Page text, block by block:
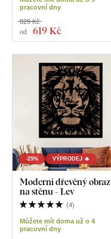
pracovní dny
od 619 Kč
829 Kč
-25% VÝPRODEJ 🔥
Moderní dřevěný obraz
na stěnu - Lev
(4)
Můžete mít doma už o 4
pracovní dny